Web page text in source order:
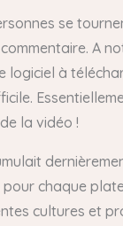
se
A
à
la vidéo !
chaque
cultures et